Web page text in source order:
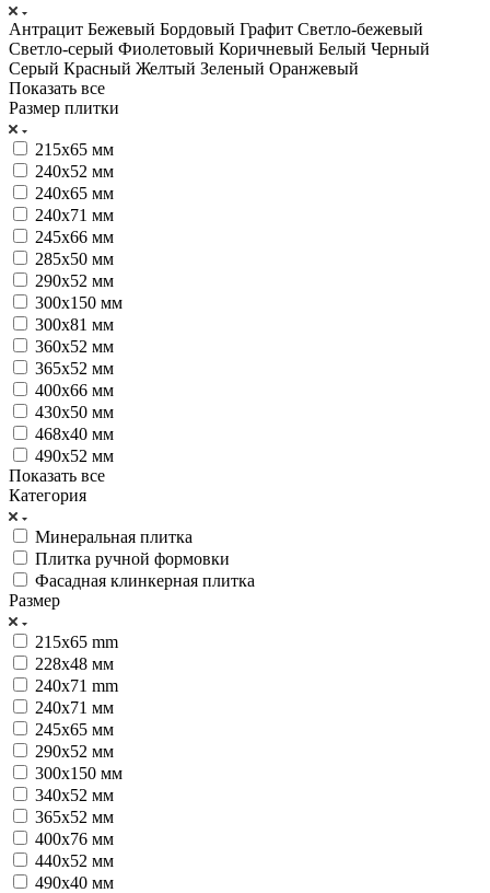
Антрацит Бежевый Бордовый Графит Светло-бежевый
Светло-серый Фиолетовый Коричневый Белый Черный
Серый Красный Желтый Зеленый Оранжевый
Показать все
Размер плитки
215х65 мм
240x52 мм
240x65 мм
240x71 мм
245х66 мм
285х50 мм
290x52 мм
300х150 мм
300х81 мм
360x52 мм
365x52 мм
400х66 мм
430х50 мм
468x40 мм
490х52 мм
Показать все
Категория
Минеральная плитка
Плитка ручной формовки
Фасадная клинкерная плитка
Размер
215x65 mm
228х48 мм
240x71 mm
240х71 мм
245х65 мм
290х52 мм
300х150 мм
340х52 мм
365х52 мм
400х76 мм
440х52 мм
490х40 мм